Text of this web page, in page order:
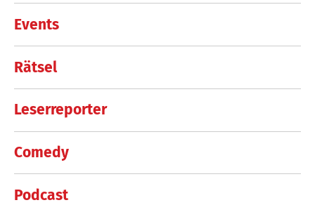
Events
Rätsel
Leserreporter
Comedy
Podcast